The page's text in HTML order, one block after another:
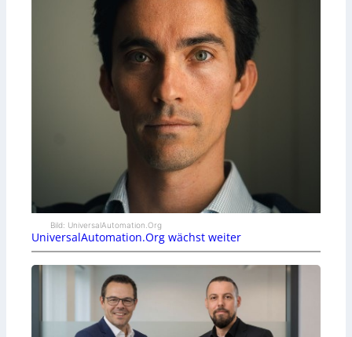
Bild: UniversalAutomation.Org
UniversalAutomation.Org wächst weiter